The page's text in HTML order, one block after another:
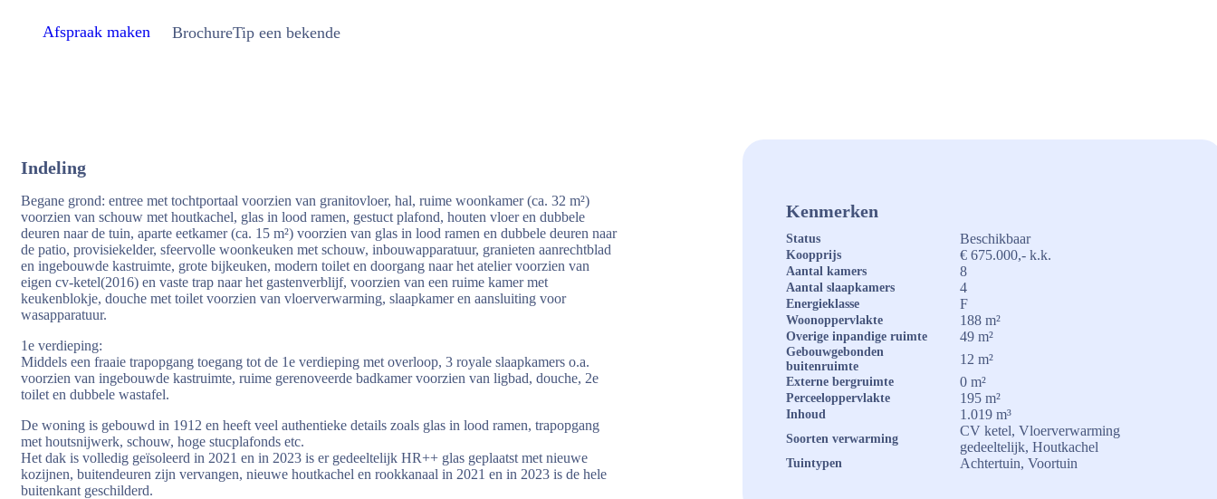
Afspraak maken BrochureTip een bekende
Indeling
Begane grond: entree met tochtportaal voorzien van granitovloer, hal, ruime woonkamer (ca. 32 m²)
voorzien van schouw met houtkachel, glas in lood ramen, gestuct plafond, houten vloer en dubbele
deuren naar de tuin, aparte eetkamer (ca. 15 m²) voorzien van glas in lood ramen en dubbele deuren naar
de patio, provisiekelder, sfeervolle woonkeuken met schouw, inbouwapparatuur, granieten aanrechtblad
en ingebouwde kastruimte, grote bijkeuken, modern toilet en doorgang naar het atelier voorzien van
eigen cv-ketel(2016) en vaste trap naar het gastenverblijf, voorzien van een ruime kamer met
keukenblokje, douche met toilet voorzien van vloerverwarming, slaapkamer en aansluiting voor
wasapparatuur.
1e verdieping:
Middels een fraaie trapopgang toegang tot de 1e verdieping met overloop, 3 royale slaapkamers o.a.
voorzien van ingebouwde kastruimte, ruime gerenoveerde badkamer voorzien van ligbad, douche, 2e
toilet en dubbele wastafel.
De woning is gebouwd in 1912 en heeft veel authentieke details zoals glas in lood ramen, trapopgang
met houtsnijwerk, schouw, hoge stucplafonds etc.
Het dak is volledig geïsoleerd in 2021 en in 2023 is er gedeeltelijk HR++ glas geplaatst met nieuwe
kozijnen, buitendeuren zijn vervangen, nieuwe houtkachel en rookkanaal in 2021 en in 2023 is de hele
buitenkant geschilderd.
Kenmerken
Status Beschikbaar
Koopprijs € 675.000,- k.k.
Aantal kamers 8
Aantal slaapkamers 4
Energieklasse F
Woonoppervlakte 188 m²
Overige inpandige ruimte 49 m²
Gebouwgebonden
buitenruimte
12 m²
Externe bergruimte 0 m²
Perceeloppervlakte 195 m²
Inhoud 1.019 m³
Soorten verwarming
CV ketel, Vloerverwarming
gedeeltelijk, Houtkachel
Tuintypen Achtertuin, Voortuin